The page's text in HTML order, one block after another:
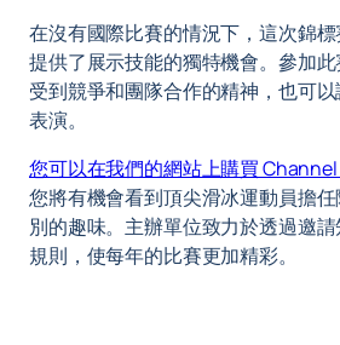
在沒有國際比賽的情況下，這次錦
提供了展示技能的獨特機會。參加
受到競爭和團隊合作的精神，也可
表演。
您可以在我們的網站上購買
您將有機會看到頂尖滑冰運動員擔
別的趣味。主辦單位致力於透過邀
規則，使每年的比賽更加精彩。